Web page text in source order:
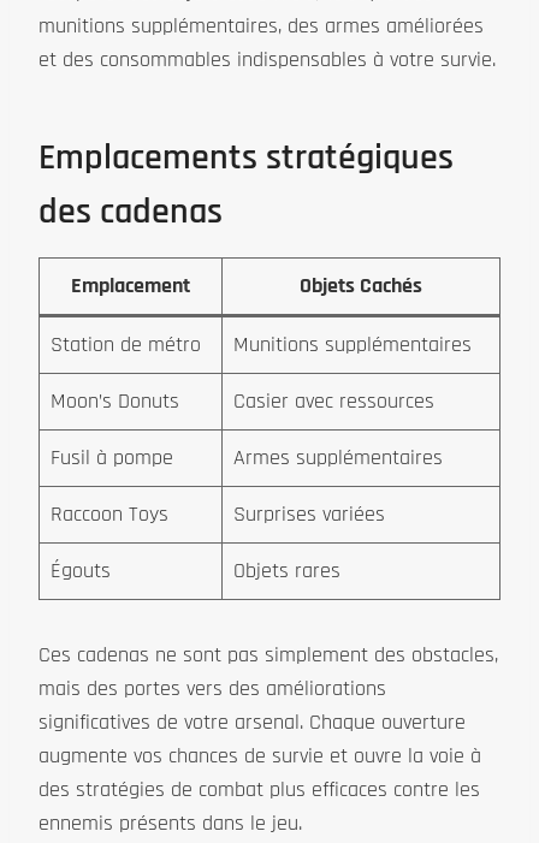
munitions supplémentaires, des armes améliorées
et des consommables indispensables à votre survie.
Emplacements stratégiques
des cadenas
Emplacement Objets Cachés
Station de métro Munitions supplémentaires
Moon’s Donuts Casier avec ressources
Fusil à pompe Armes supplémentaires
Raccoon Toys Surprises variées
Égouts Objets rares
Ces cadenas ne sont pas simplement des obstacles,
mais des portes vers des améliorations
significatives de votre arsenal. Chaque ouverture
augmente vos chances de survie et ouvre la voie à
des stratégies de combat plus efficaces contre les
ennemis présents dans le jeu.